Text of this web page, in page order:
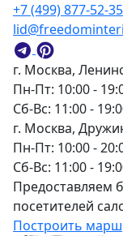
г. Москва,
Пн-Пт: 10:00 -
Сб-Вс: 11:00 -
г. Москва,
Пн-Пт: 10:00 -
Сб-Вс: 11:00 -
Предоставляем
посетителей
Построить
+7 (499) 877-52-35